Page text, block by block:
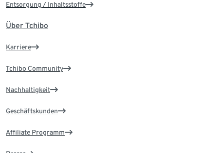
Entsorgung / Inhaltsstoffe
Über Tchibo
Karriere
Tchibo Community
Nachhaltigkeit
Geschäftskunden
Affiliate Programm